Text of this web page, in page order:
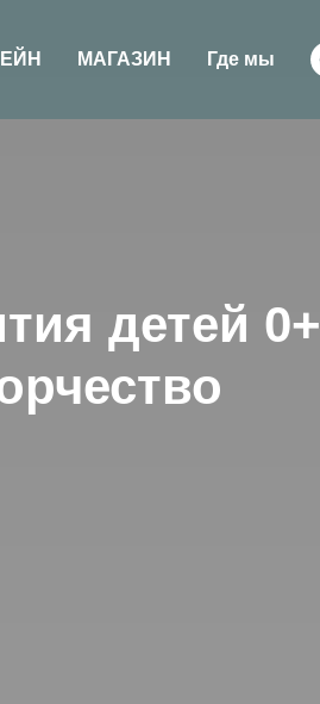
МАГАЗИН Где мы
детей 0+